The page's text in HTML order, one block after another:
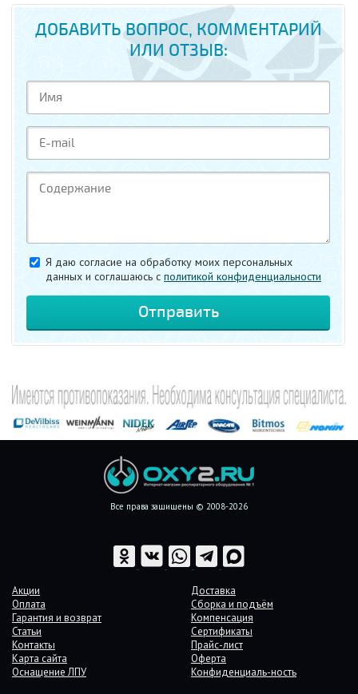
ДОБАВИТЬ ВОПРОС, КОММЕНТАРИЙ
ИЛИ ОТЗЫВ:
Я даю согласие на обработку моих персональных
данных и соглашаюсь c политикой конфиденциальности
Все права защищены © 2008-2026
Акции
Доставка
Оплата
Сборка и подъём
Гарантия и возврат
Компенсация
Статьи
Сертификаты
Контакты
Прайс-лист
Карта сайта
Оферта
Оснащение ЛПУ
Конфиденциаль-ность